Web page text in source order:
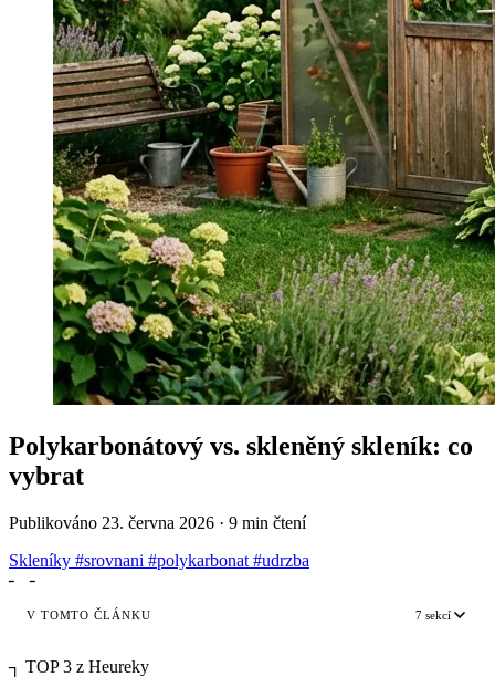
Polykarbonátový vs. skleněný skleník: co
vybrat
Publikováno 23. června 2026 · 9 min čtení
Skleníky #srovnani #polykarbonat #udrzba
╴
╶
V TOMTO ČLÁNKU 7 sekcí
┐ TOP 3 z Heureky